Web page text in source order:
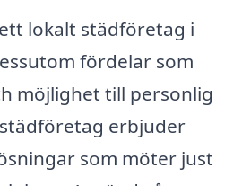
lokalt städföretag i
fördelar som
möjlighet till personlig
erbjuder
som möter just